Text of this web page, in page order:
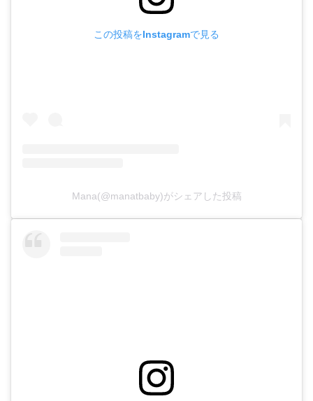
この投稿をInstagramで見る
Mana(@manatbaby)がシェアした投稿